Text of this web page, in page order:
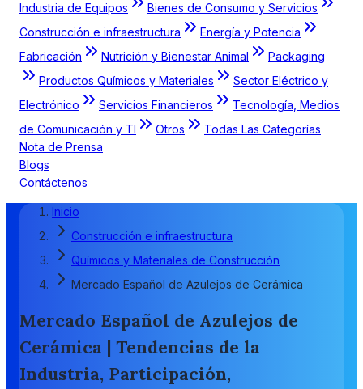
Industria de Equipos
Bienes de Consumo y Servicios
Construcción e infraestructura
Energía y Potencia
Fabricación
Nutrición y Bienestar Animal
Packaging
Productos Químicos y Materiales
Sector Eléctrico y
Electrónico
Servicios Financieros
Tecnología, Medios
de Comunicación y TI
Otros
Todas Las Categorías
Nota de Prensa
Blogs
Contáctenos
Inicio
Construcción e infraestructura
Químicos y Materiales de Construcción
Mercado Español de Azulejos de Cerámica
Mercado Español de Azulejos de
Cerámica | Tendencias de la
Industria, Participación,